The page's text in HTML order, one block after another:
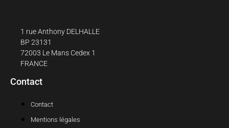
1 rue Anthony DELHALLE
BP 23131
72003 Le Mans Cedex 1
FRANCE
Contact
Contact
Mentions légales